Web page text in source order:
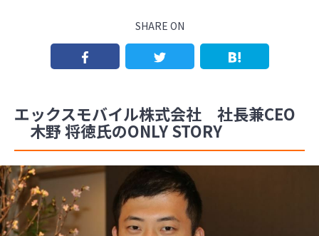
SHARE ON
エックスモバイル株式会社 社長兼CEO
木野 将徳氏のONLY STORY